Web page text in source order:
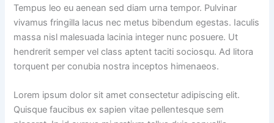
Tempus leo eu aenean sed diam urna tempor. Pulvinar
vivamus fringilla lacus nec metus bibendum egestas. Iaculis
massa nisl malesuada lacinia integer nunc posuere. Ut
hendrerit semper vel class aptent taciti sociosqu. Ad litora
torquent per conubia nostra inceptos himenaeos.
Lorem ipsum dolor sit amet consectetur adipiscing elit.
Quisque faucibus ex sapien vitae pellentesque sem